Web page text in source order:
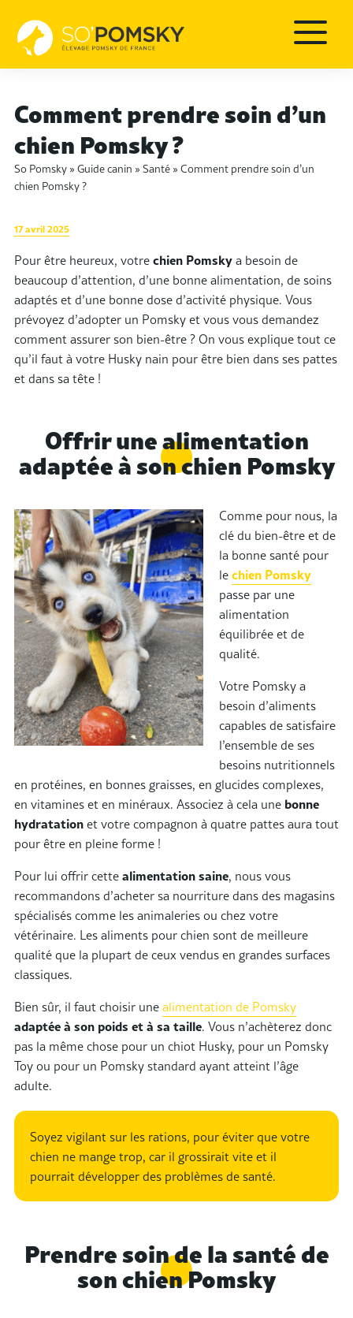
Comment prendre soin d’un
chien Pomsky ?
So Pomsky»Guide canin »Santé»Comment prendre soin d’un
chien Pomsky ?
17 avril 2025
Pour être heureux, votrechien Pomskya besoin de
beaucoup d’attention, d’une bonne alimentation, de soins
adaptés et d’une bonne dose d’activité physique. Vous
prévoyez d’adopter un Pomsky et vous vous demandez
comment assurer son bien-être ? On vous explique tout ce
qu’il faut à votre Husky nain pour être bien dans ses pattes
et dans sa tête !
Offrir une alimentation
adaptée à son chien Pomsky
Comme pour nous, la
clé du bien-être et de
la bonne santé pour
lechien Pomsky
passe par une
alimentation
équilibrée et de
qualité.
Votre Pomsky a
besoin d’aliments
capables de satisfaire
l’ensemble de ses
besoins nutritionnels
en protéines, en bonnes graisses, en glucides complexes,
en vitamines et en minéraux. Associez à cela une bonne
hydratationet votre compagnon à quatre pattes aura tout
pour être en pleine forme !
Pour lui offrir cettealimentation saine, nous vous
recommandons d’acheter sa nourriture dans des magasins
spécialisés comme les animaleries ou chez votre
vétérinaire. Les aliments pour chien sont de meilleure
qualité que la plupart de ceux vendus en grandes surfaces
classiques.
Bien sûr, il faut choisir unealimentation de Pomsky
adaptée à son poids et à sa taille. Vous n’achèterez donc
pas la même chose pour un chiot Husky, pour un Pomsky
Toy ou pour un Pomsky standard ayant atteint l’âge
adulte.
Soyez vigilant sur les rations, pour éviter que votre
chien ne mange trop, car il grossirait vite et il
pourrait développer des problèmes de santé.
Prendre soin de la santé de
son chien Pomsky